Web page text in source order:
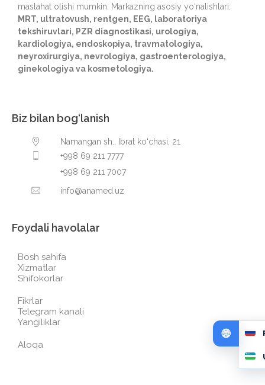
maslahat olishi mumkin. Markazning asosiy yo‘nalishlari:
MRT, ultratovush, rentgen, EEG, laboratoriya
tekshiruvlari, PZR diagnostikasi, urologiya,
kardiologiya, endoskopiya, travmatologiya,
neyroxirurgiya, nevrologiya, gastroenterologiya,
ginekologiya va kosmetologiya.
Biz bilan bog‘lanish
Namangan sh., Ibrat ko‘chasi, 21
+998 69 211 7777
+998 69 211 7007
info@anamed.uz
Foydali havolalar
Bosh sahifa
Xizmatlar
Shifokorlar
Fikrlar
Telegram kanali
Yangiliklar
Aloqa